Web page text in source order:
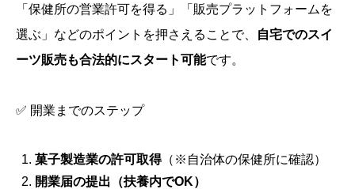
「保健所の営業許可を得る」「販売プラットフォームを
選ぶ」などのポイントを押さえることで、
自宅でのスイ
ーツ販売も合法的にスタート可能です。
✅ 開業までのステップ
菓子製造業の許可取得（※自治体の保健所に確認）
開業届の提出（扶養内でOK）